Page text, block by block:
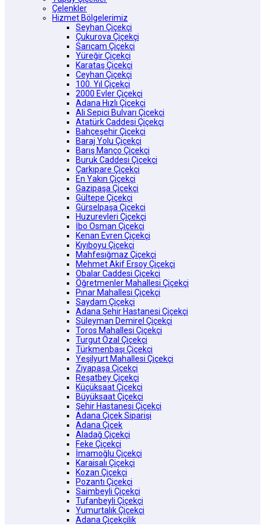
Çelenkler
Hizmet Bölgelerimiz
Seyhan Çiçekçi
Çukurova Çiçekçi
Sarıçam Çiçekçi
Yüreğir Çiçekçi
Karataş Çiçekçi
Ceyhan Çiçekçi
100. Yıl Çiçekçi
2000 Evler Çiçekçi
Adana Hızlı Çiçekçi
Ali Sepici Bulvarı Çiçekçi
Atatürk Caddesi Çiçekçi
Bahçeşehir Çiçekçi
Baraj Yolu Çiçekçi
Barış Manço Çiçekçi
Buruk Caddesi Çiçekçi
Çarkıpare Çiçekçi
En Yakın Çiçekçi
Gazipaşa Çiçekçi
Gültepe Çiçekçi
Gürselpaşa Çiçekçi
Huzurevleri Çiçekçi
İbo Osman Çiçekçi
Kenan Evren Çiçekçi
Kıyıboyu Çiçekçi
Mahfesığmaz Çiçekçi
Mehmet Akif Ersoy Çiçekçi
Obalar Caddesi Çiçekçi
Öğretmenler Mahallesi Çiçekçi
Pınar Mahallesi Çiçekçi
Saydam Çiçekçi
Adana Şehir Hastanesi Çiçekçi
Süleyman Demirel Çiçekçi
Toros Mahallesi Çiçekçi
Turgut Özal Çiçekçi
Türkmenbaşı Çiçekçi
Yeşilyurt Mahallesi Çiçekçi
Ziyapaşa Çiçekçi
Reşatbey Çiçekçi
Küçüksaat Çiçekçi
Büyüksaat Çiçekçi
Şehir Hastanesi Çiçekçi
Adana Çiçek Siparişi
Adana Çiçek
Aladağ Çiçekçi
Feke Çiçekçi
İmamoğlu Çiçekçi
Karaisalı Çiçekçi
Kozan Çiçekçi
Pozantı Çiçekçi
Saimbeyli Çiçekçi
Tufanbeyli Çiçekçi
Yumurtalık Çiçekçi
Adana Çiçekçilik